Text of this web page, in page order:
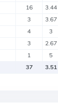
16 3.44
3 3.67
4 3
3 2.67
1 5
37 3.51